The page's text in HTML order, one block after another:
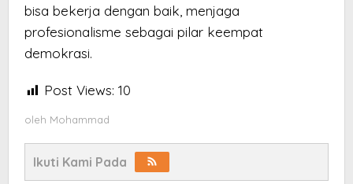
bisa bekerja dengan baik, menjaga
profesionalisme sebagai pilar keempat
demokrasi.
Post Views: 10
oleh Mohammad
Ikuti Kami Pada